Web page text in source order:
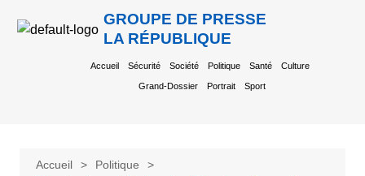
GROUPE DE PRESSE
LA RÉPUBLIQUE
Accueil Sécurité Société Politique Santé Culture
Grand-Dossier Portrait Sport
Accueil
Politique